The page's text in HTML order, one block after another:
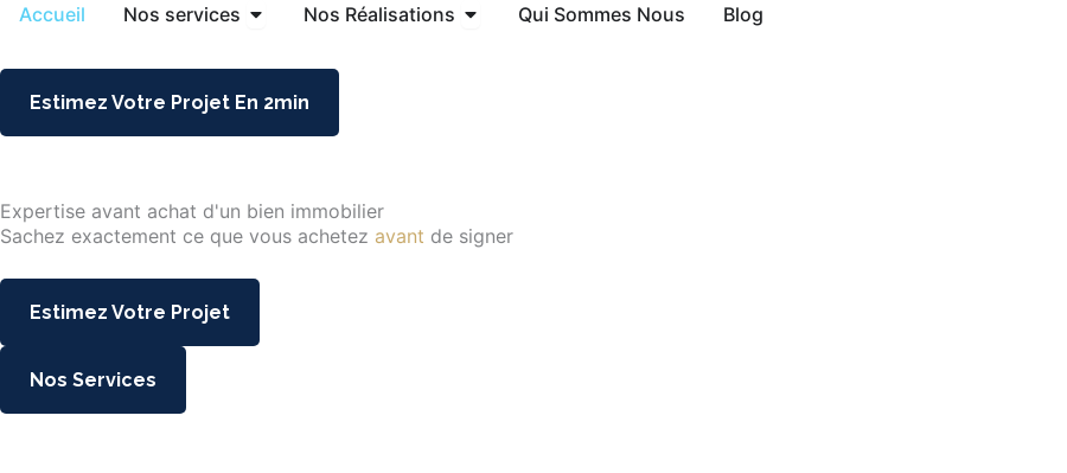
Accueil Nos services Ouvrir Nos Services
Nos Réalisations Ouvrir Nos Réalisations
Qui Sommes Nous Blog
Estimez Votre Projet En 2min
Expertise avant achat d'un bien immobilier
Sachez exactement ce que vous achetez avant de signer
Estimez Votre Projet
Nos Services